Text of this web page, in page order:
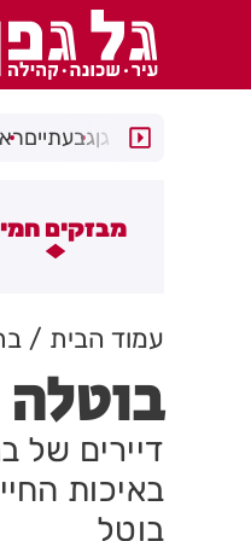
רמת גןגבעתיים
מבזקים
חשד להצתה בשלושה מוקדים
גן: שבעה דיירים נפגעו קל
עמוד הבית
דיירים של
באיכות
בוטל